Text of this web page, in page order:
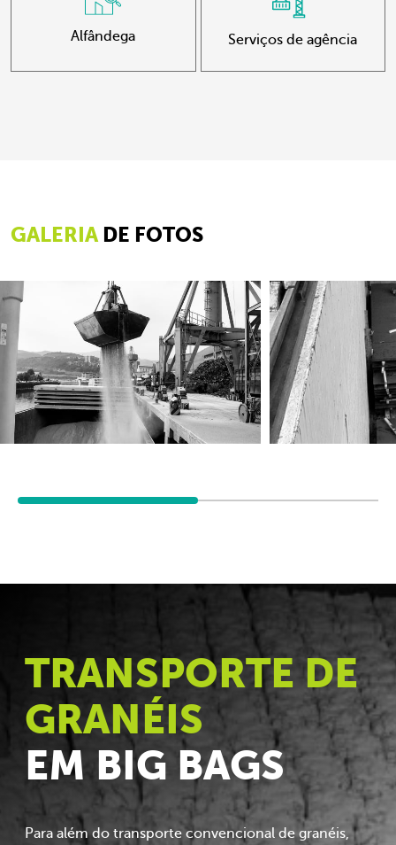
Alfândega Serviços de agência
GALERIA DE FOTOS
TRANSPORTE DE
GRANÉIS
EM BIG BAGS
Para além do transporte convencional de granéis,